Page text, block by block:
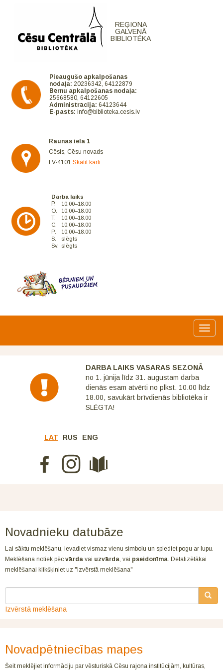
REĢIONA
GALVENĀ
BIBLIOTĒKA
Pieaugušo apkalpošanas
nodaļa: 20236342, 64122879
Bērnu apkalpošanas nodaļa:
25668580, 64122605
Administrācija: 64123644
E-pasts: info@biblioteka.cesis.lv
Raunas iela 1
Cēsis, Cēsu novads
LV-4101Skatīt karti
Darba laiks
P.
10.00–18.00
O.
10.00–18.00
T.
10.00–18.00
C.
10.00–18.00
P.
10.00–18.00
S.
slēgts
Sv.
slēgts
DARBA LAIKS VASARAS SEZONĀ
no 1. jūnija līdz 31. augustam darba
dienās esam atvērti no plkst. 10.00 līdz
18.00, savukārt brīvdienās bibliotēka ir
SLĒGTA!
LAT RUS ENG
Novadnieku datubāze
Lai sāktu meklēšanu, ievadiet vismaz vienu simbolu un spiediet pogu ar lupu.
Meklēšana notiek pēc vārda vai uzvārda, vai pseidonīma. Detalizētākai
meklēšanai klikšķiniet uz "Izvērstā meklēšana"
Izvērstā meklēšana
Novadpētniecības mapes
Šeit meklējiet informāciju par vēsturiskā Cēsu rajona institūcijām, kultūras,